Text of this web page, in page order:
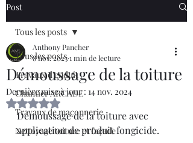
Post
Tous les posts
Travaux d'enduit
Chantier ARCADE
Travaux de maçonnerie
Nettoyage toiture et façade
Tous les posts
Démoussage de la toiture
Anthony Pancher
8 nov. 20231 min de lecture
Dernière mise à jour : 14 nov. 2024
Noté NaN étoiles sur 5.
Démoussage de la toiture avec
application de produit fongicide.